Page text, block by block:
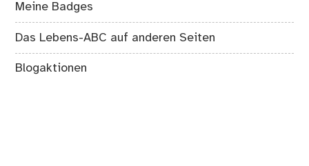
Meine Badges
Das Lebens-ABC auf anderen Seiten
Blogaktionen